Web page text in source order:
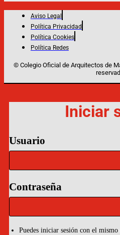
Aviso Legal
Política Privacidad
Política Cookies
Política Redes
© Colegio Oficial de Arquitectos de
Iniciar
Usuario
Contraseña
Puedes iniciar sesión con el